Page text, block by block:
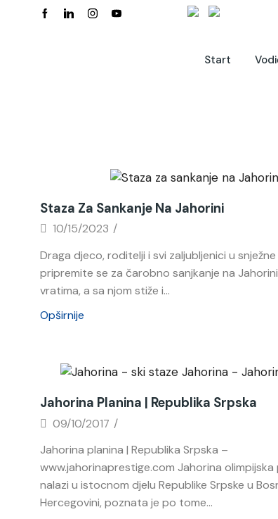
Start
Staza Za Sankanje Na Jahorini
10/15/2023 /
Draga djeco, roditelji i svi zaljubljenici u
pripremite se za čarobno sanjkanje na
vratima, a sa njom stiže i...
Opširnije
Novosti
Jahorina Planina | Republika Srpska
09/10/2017 /
Jahorina planina | Republika Srpska –
www.jahorinaprestige.com Jahorina olimpijska
nalazi u istocnom djelu Republike Srpske u
Hercegovini, poznata je po tome...